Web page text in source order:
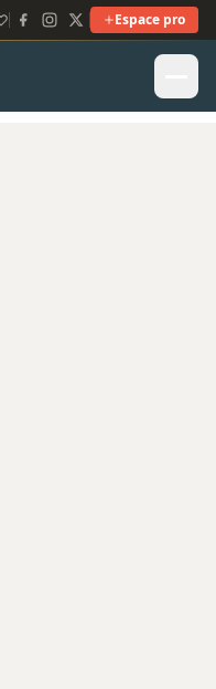
Espace pro